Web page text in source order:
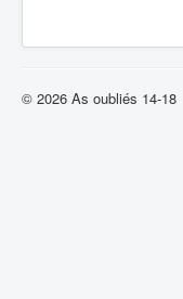
© 2026 As oubliés 14-18